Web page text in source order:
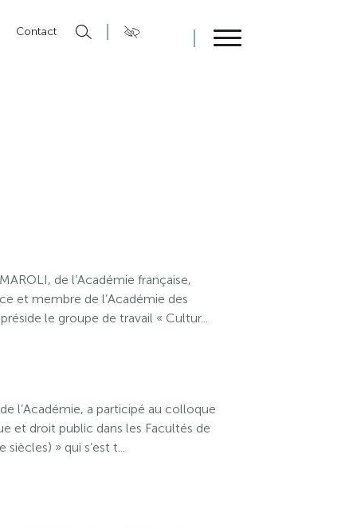
Contact
de l’Académie française,
et membre de l’Académie des
le groupe de travail « Cultur...
l’Académie, a participé au colloque
et droit public dans les Facultés de
» qui s’est t...